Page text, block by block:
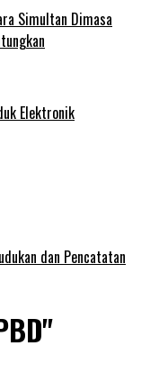
Simultan Dimasa
Elektronik
dan Pencatatan